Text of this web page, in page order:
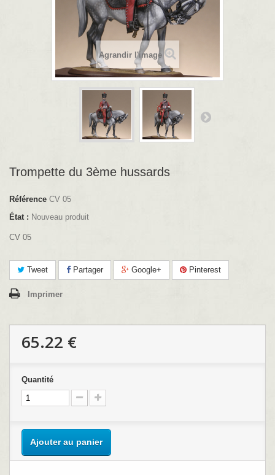
Agrandir l'image
Trompette du 3ème hussards
Référence CV 05
État : Nouveau produit
CV 05
Tweet Partager Google+ Pinterest
Imprimer
65.22 €
Quantité
Ajouter au panier